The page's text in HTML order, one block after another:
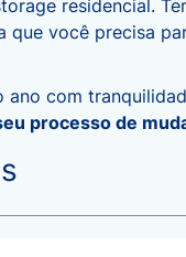
residencial.
que você precisa
ano com
processo de